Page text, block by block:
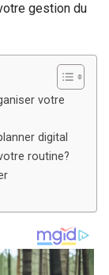
gestion du
votre
digital
routine?